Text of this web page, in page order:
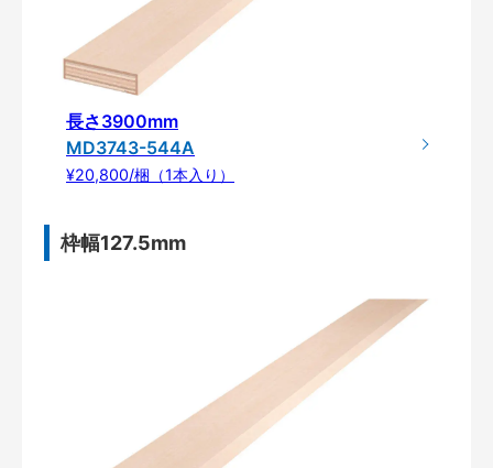
長さ3900mm
MD3743-544A
¥20,800/梱（1本入り）
枠幅127.5mm